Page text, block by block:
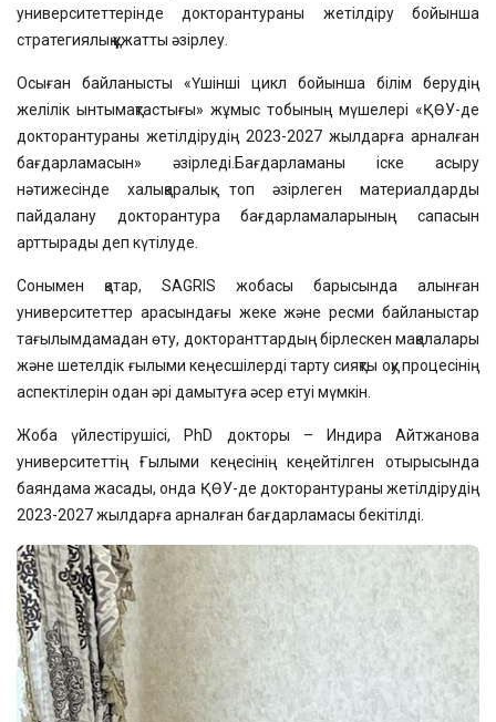
университеттерінде докторантураны жетілдіру бойынша
стратегиялық құжатты әзірлеу.
Осыған байланысты «Үшінші цикл бойынша білім берудің
желілік ынтымақтастығы» жұмыс тобының мүшелері «ҚӨУ-де
докторантураны жетілдірудің 2023-2027 жылдарға арналған
бағдарламасын» әзірледі. Бағдарламаны іске асыру
нәтижесінде халықаралық топ әзірлеген материалдарды
пайдалану докторантура бағдарламаларының сапасын
арттырады деп күтілуде.
Сонымен қатар, SAGRIS жобасы барысында алынған
университеттер арасындағы жеке және ресми байланыстар
тағылымдамадан өту, докторанттардың бірлескен мақалалары
және шетелдік ғылыми кеңесшілерді тарту сияқты оқу процесінің
аспектілерін одан әрі дамытуға әсер етуі мүмкін.
Жоба үйлестірушісі, PhD докторы – Индира Айтжанова
университеттің Ғылыми кеңесінің кеңейтілген отырысында
баяндама жасады, онда ҚӨУ-де докторантураны жетілдірудің
2023-2027 жылдарға арналған бағдарламасы бекітілді.